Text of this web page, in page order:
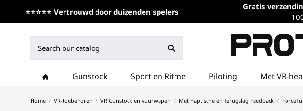
⭐⭐⭐⭐⭐ Vertrouwd door duizenden spelers
Gratis
Gunstock Sport en Ritme Piloting Met VR-
Home VR-toebehoren VR Gunstock en vuurwapen Met Haptische en Terugslag Feedback